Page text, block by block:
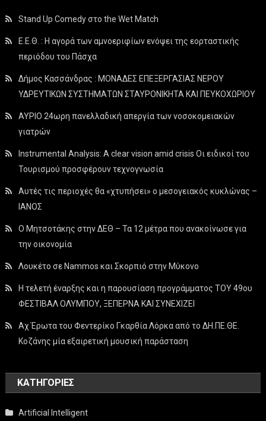
Stand Up Comedy στο the Wet Match
Ε.Ε.Θ. : Η αγορά των αμνοεριφίων ενόψει της εορταστικής
περιόδου του Πάσχα
Δήμος Κασσάνδρας : ΜΟΝΑΔΕΣ ΕΠΕΞΕΡΓΑΣΙΑΣ ΝΕΡΟΥ
ΥΔΡΕΥΤΙΚΩΝ ΣΥΣΤΗΜΑΤΩΝ ΣΤΑΥΡΟΝΙΚΗΤΑ ΚΑΙ ΠΕΥΚΟΧΩΡΙΟΥ
ΑΥΡΙΟ 24ωρη πανελλαδική απεργία των νοσοκομειακών
γιατρών
Instrumental Analysis: A clear vision amid crisis Οι ειδικοί του
Τουρισμού προσφέρουν τεχνογνωσία
Αυτές τις περιοχές θα «χτυπήσει» ο μεσογειακός κυκλώνας –
ΙΑΝΟΣ
Ο Μητσοτάκης στην ΔΕΘ – Τα 12 μέτρα που ανακοίνωσε για
την οικονομία
Λουκέτο σε Nammos και Σκορπιό στην Μύκονο
Η τελετή έναρξης και η παρουσίαση προγράμματος ΤΟΥ 49ου
ΦΕΣΤΙΒΑΛ ΟΛΥΜΠΟΥ, ΞΕΠΕΡΝΑ ΚΑΙ ΣΥΝΕΧΙΖΕΙ
Αχ Έρωτα του Φεντερίκο Γκαρθία Λόρκα από το ΔΗ.ΠΕ.ΘΕ.
Κοζάνης μία εξαιρετική μουσική παράσταση
KΑΤΗΓΟΡΊΕΣ
Artificial Intelligent